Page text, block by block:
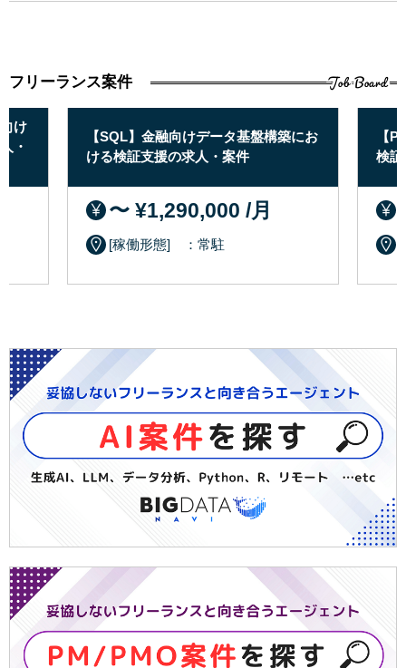
フリーランス案件 Job Board
け
・
【SQL】金融向けデータ基盤構築にお
ける検証支援の求人・案件
〜 ¥1,290,000 /月
[稼働形態] ：常駐
【
検